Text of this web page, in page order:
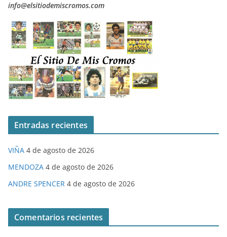
info@elsitiodemiscromos.com
Entradas recientes
VIÑA 4 de agosto de 2026
MENDOZA 4 de agosto de 2026
ANDRE SPENCER 4 de agosto de 2026
Comentarios recientes